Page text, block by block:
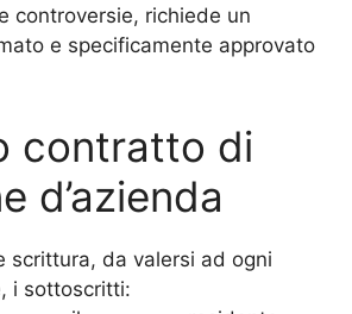
controversie, richiede un
e specificamente approvato
contratto di
d’azienda
scrittura, da valersi ad ogni
i sottoscritti: